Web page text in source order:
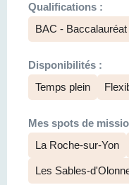
Qualifications :
BAC - Baccalauréat
Disponibilités :
Temps plein
Mes spots de
La Roche-sur-Yon
Les Sables-